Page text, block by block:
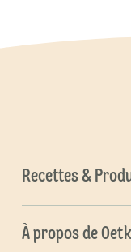
Recettes &
À propos de